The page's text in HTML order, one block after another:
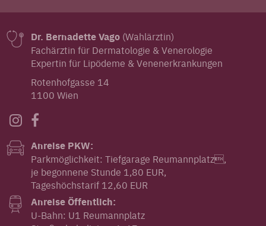
Dr. Bernadette Vago (Wahlärztin)
Fachärztin für Dermatologie & Venerologie
Expertin für Lipödeme & Venenerkrankungen
Rotenhofgasse 14
1100 Wien
Anreise PKW:
Parkmöglichkeit: Tiefgarage Reumannplatz,
je begonnene Stunde 1,80 EUR,
Tageshöchstarif 12,60 EUR
Anreise Öffentlich:
U-Bahn: U1 Reumannplatz